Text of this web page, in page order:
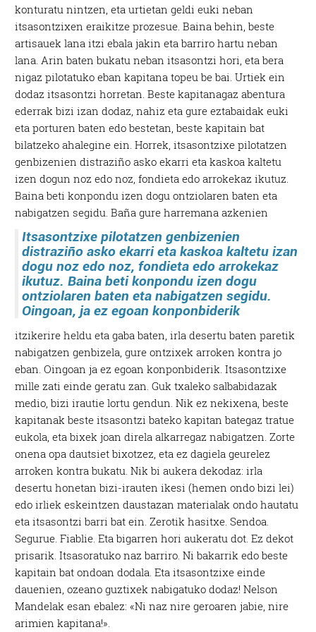
konturatu nintzen, eta urtietan geldi euki neban
itsasontzixen eraikitze prozesue. Baina behin, beste
artisauek lana itzi ebala jakin eta barriro hartu neban
lana. Arin baten bukatu neban itsasontzi hori, eta bera
nigaz pilotatuko eban kapitana topeu be bai. Urtiek ein
dodaz itsasontzi horretan. Beste kapitanagaz abentura
ederrak bizi izan dodaz, nahiz eta gure eztabaidak euki
eta porturen baten edo bestetan, beste kapitain bat
bilatzeko ahalegine ein. Horrek, itsasontzixe pilotatzen
genbizenien distraziño asko ekarri eta kaskoa kaltetu
izen dogun noz edo noz, fondieta edo arrokekaz ikutuz.
Baina beti konpondu izen dogu ontziolaren baten eta
nabigatzen segidu.
Itsasontzixe pilotatzen genbizenien
distraziño asko ekarri eta kaskoa kaltetu izan
dogu noz edo noz, fondieta edo arrokekaz
ikutuz. Baina beti konpondu izen dogu
ontziolaren baten eta nabigatzen segidu.
Oingoan, ja ez egoan konponbiderik
Baña gure harremana azkenien
itzikerire heldu eta gaba baten, irla desertu baten paretik
nabigatzen genbizela, gure ontzixek arroken kontra jo
eban. Oingoan ja ez egoan konponbiderik. Itsasontzixe
mille zati einde geratu zan. Guk txaleko salbabidazak
medio, bizi irautie lortu gendun. Nik ez nekixena, beste
kapitanak beste itsasontzi bateko kapitan bategaz tratue
eukola, eta bixek joan direla alkarregaz nabigatzen. Zorte
onena opa dautsiet bixotzez, eta ez dagiela geurelez
arroken kontra bukatu. Nik bi aukera dekodaz: irla
desertu honetan bizi-irauten ikesi (hemen ondo bizi lei)
edo irliek eskeintzen daustazan materialak ondo hautatu
eta itsasontzi barri bat ein. Zerotik hasitxe. Sendoa.
Segurue. Fiablie. Eta bigarren hori aukeratu dot. Ez dekot
prisarik. Itsasoratuko naz barriro. Ni bakarrik edo beste
kapitain bat ondoan dodala. Eta itsasontzixe einde
dauenien, ozeano guztixek nabigatuko dodaz! Nelson
Mandelak esan ebalez: «Ni naz nire geroaren jabie, nire
arimien kapitana!».